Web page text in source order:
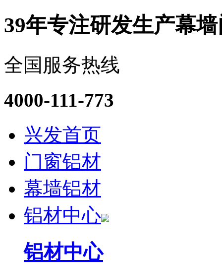
39年专注研发生产幕
全国服务热线
4000-111-773
兴发首页
门窗铝材
幕墙铝材
铝材中心
铝材中心